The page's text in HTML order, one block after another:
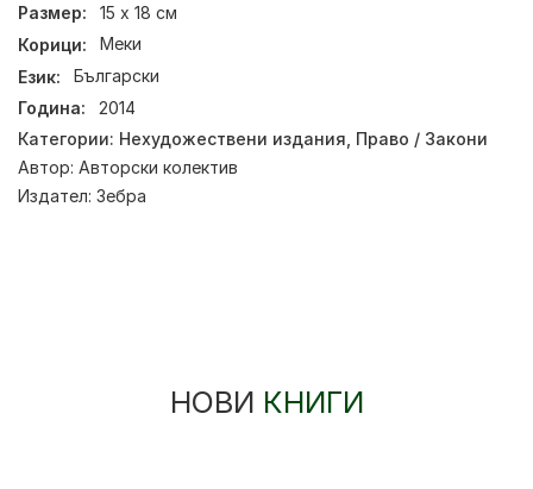
Размер:
15 х 18 см
Корици:
Меки
Език:
Български
Година:
2014
Категории: Нехудожествени издания Право / Закони
Автор: Авторски колектив
Издател: Зебра
НОВИ КНИГИ